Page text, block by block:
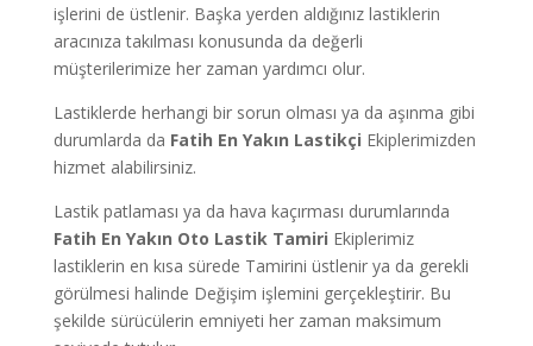
işlerini de üstlenir. Başka yerden aldığınız lastiklerin
aracınıza takılması konusunda da değerli
müşterilerimize her zaman yardımcı olur.
Lastiklerde herhangi bir sorun olması ya da aşınma gibi
durumlarda da Fatih En Yakın Lastikçi Ekiplerimizden
hizmet alabilirsiniz.
Lastik patlaması ya da hava kaçırması durumlarında
Fatih En Yakın Oto Lastik Tamiri Ekiplerimiz
lastiklerin en kısa sürede Tamirini üstlenir ya da gerekli
görülmesi halinde Değişim işlemini gerçekleştirir. Bu
şekilde sürücülerin emniyeti her zaman maksimum